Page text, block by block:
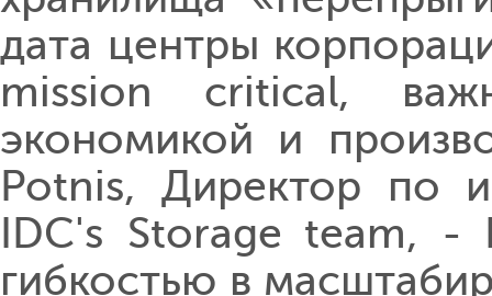
дата центры
mission critical,
экономикой и
Potnis, Директор по
IDC's Storage team, -
гибкостью в